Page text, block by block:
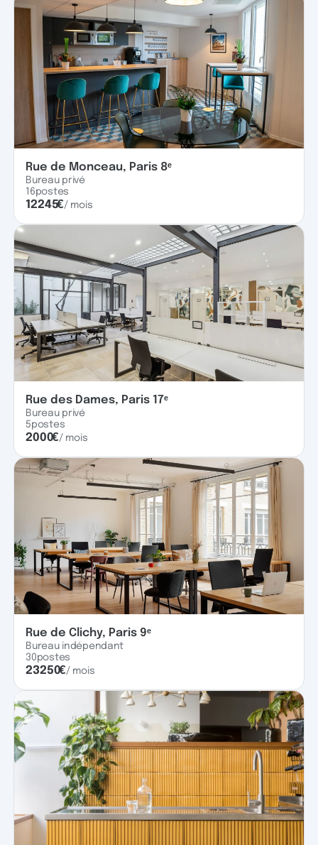
Rue de Monceau, Paris 8ᵉ
Bureau privé
16postes
12245€/ mois
Rue des Dames, Paris 17ᵉ
Bureau privé
5postes
2000€/ mois
Rue de Clichy, Paris 9ᵉ
Bureau indépendant
30postes
23250€/ mois